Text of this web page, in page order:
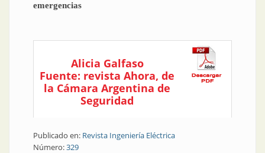
emergencias
Alicia Galfaso
Fuente: revista Ahora, de
la Cámara Argentina de
Seguridad
Publicado en: Revista Ingeniería Eléctrica
Número:329